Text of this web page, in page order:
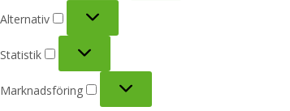
Alternativ
Alternativ
Statistik
Statistik
Marknadsföring
Marknadsföring